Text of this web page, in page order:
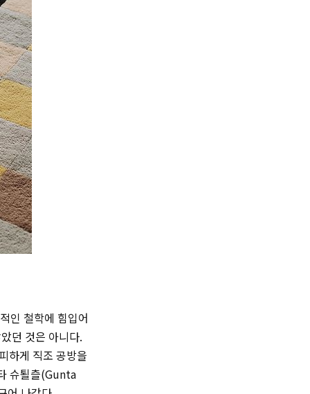
인 철학에 힘입어
던 것은 아니다.
하게 직조 공방을
슈퇼츨(Gunta